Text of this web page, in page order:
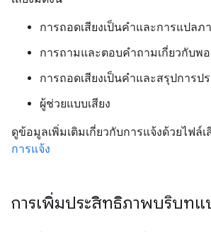
การถอดเสียงเป็นคำและการแปลภ
การถามและตอบคำถามเกี่ยวกับพ
การถอดเสียงเป็นคำและสรุปการป
ผู้ช่วยแบบเสียง
ดูข้อมูลเพิ่มเติมเกี่ยวกับการแจ้งด้วยไฟล์เ
การแจ้ง
การเพิ่มประสิทธิภาพบริบทแ